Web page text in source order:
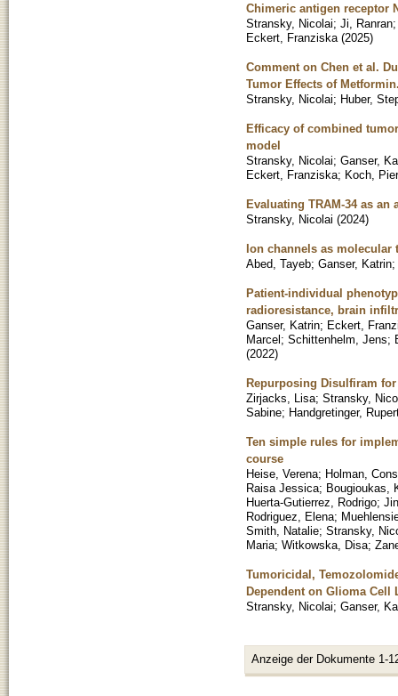
Chimeric antigen receptor
Stransky, Nicolai; Ji, Ranran
Eckert, Franziska (2025)
Comment on Chen et al.
Tumor Effects of
Stransky, Nicolai; Huber,
Efficacy of combined
model
Stransky, Nicolai; Ganser,
Eckert, Franziska; Koch,
Evaluating TRAM-34 as an
Stransky, Nicolai (2024)
Ion channels as molecular
Abed, Tayeb; Ganser, Katrin;
Patient-individual
radioresistance, brain
Ganser, Katrin; Eckert,
Marcel; Schittenhelm, Jens;
(2022)
Repurposing Disulfiram
Zirjacks, Lisa; Stransky,
Sabine; Handgretinger,
Ten simple rules for
course
Heise, Verena; Holman,
Raisa Jessica; Bougioukas,
Huerta-Gutierrez, Rodrigo;
Rodriguez, Elena;
Smith, Natalie; Stransky,
Maria; Witkowska, Disa;
Tumoricidal,
Dependent on Glioma Cell
Stransky, Nicolai; Ganser,
Anzeige der Dokumente 1-